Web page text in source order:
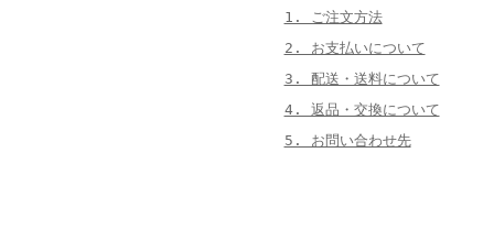
1. ご注文方法
2. お支払いについて
3. 配送・送料について
4. 返品・交換について
5. お問い合わせ先